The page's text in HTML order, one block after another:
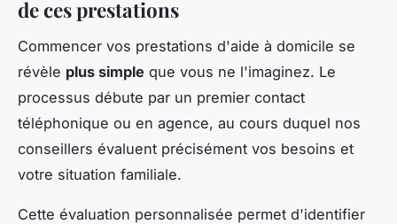
de ces prestations
Commencer vos prestations d'aide à domicile se
révèle plus simple que vous ne l'imaginez. Le
processus débute par un premier contact
téléphonique ou en agence, au cours duquel nos
conseillers évaluent précisément vos besoins et
votre situation familiale.
Cette évaluation personnalisée permet d'identifier